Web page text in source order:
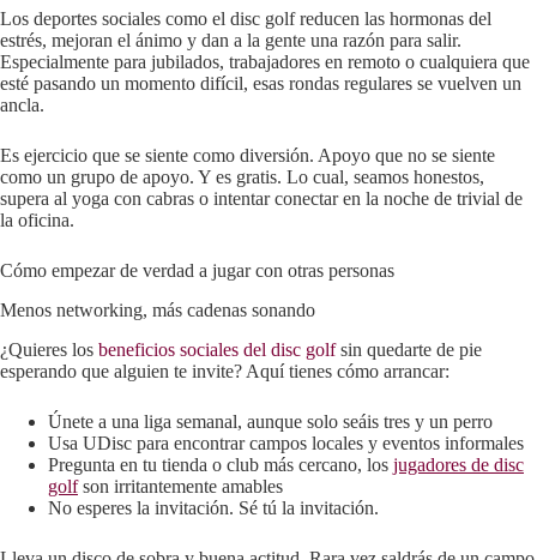
Los deportes sociales como el disc golf reducen las hormonas del
estrés, mejoran el ánimo y dan a la gente una razón para salir.
Especialmente para jubilados, trabajadores en remoto o cualquiera que
esté pasando un momento difícil, esas rondas regulares se vuelven un
ancla.
Es ejercicio que se siente como diversión. Apoyo que no se siente
como un grupo de apoyo. Y es gratis. Lo cual, seamos honestos,
supera al yoga con cabras o intentar conectar en la noche de trivial de
la oficina.
Cómo empezar de verdad a jugar con otras personas
Menos networking, más cadenas sonando
¿Quieres los beneficios sociales del disc golfsin quedarte de pie
esperando que alguien te invite? Aquí tienes cómo arrancar:
Únete a una liga semanal, aunque solo seáis tres y un perro
Usa UDisc para encontrar campos locales y eventos informales
Pregunta en tu tienda o club más cercano, los jugadores de disc
golfson irritantemente amables
No esperes la invitación. Sé tú la invitación.